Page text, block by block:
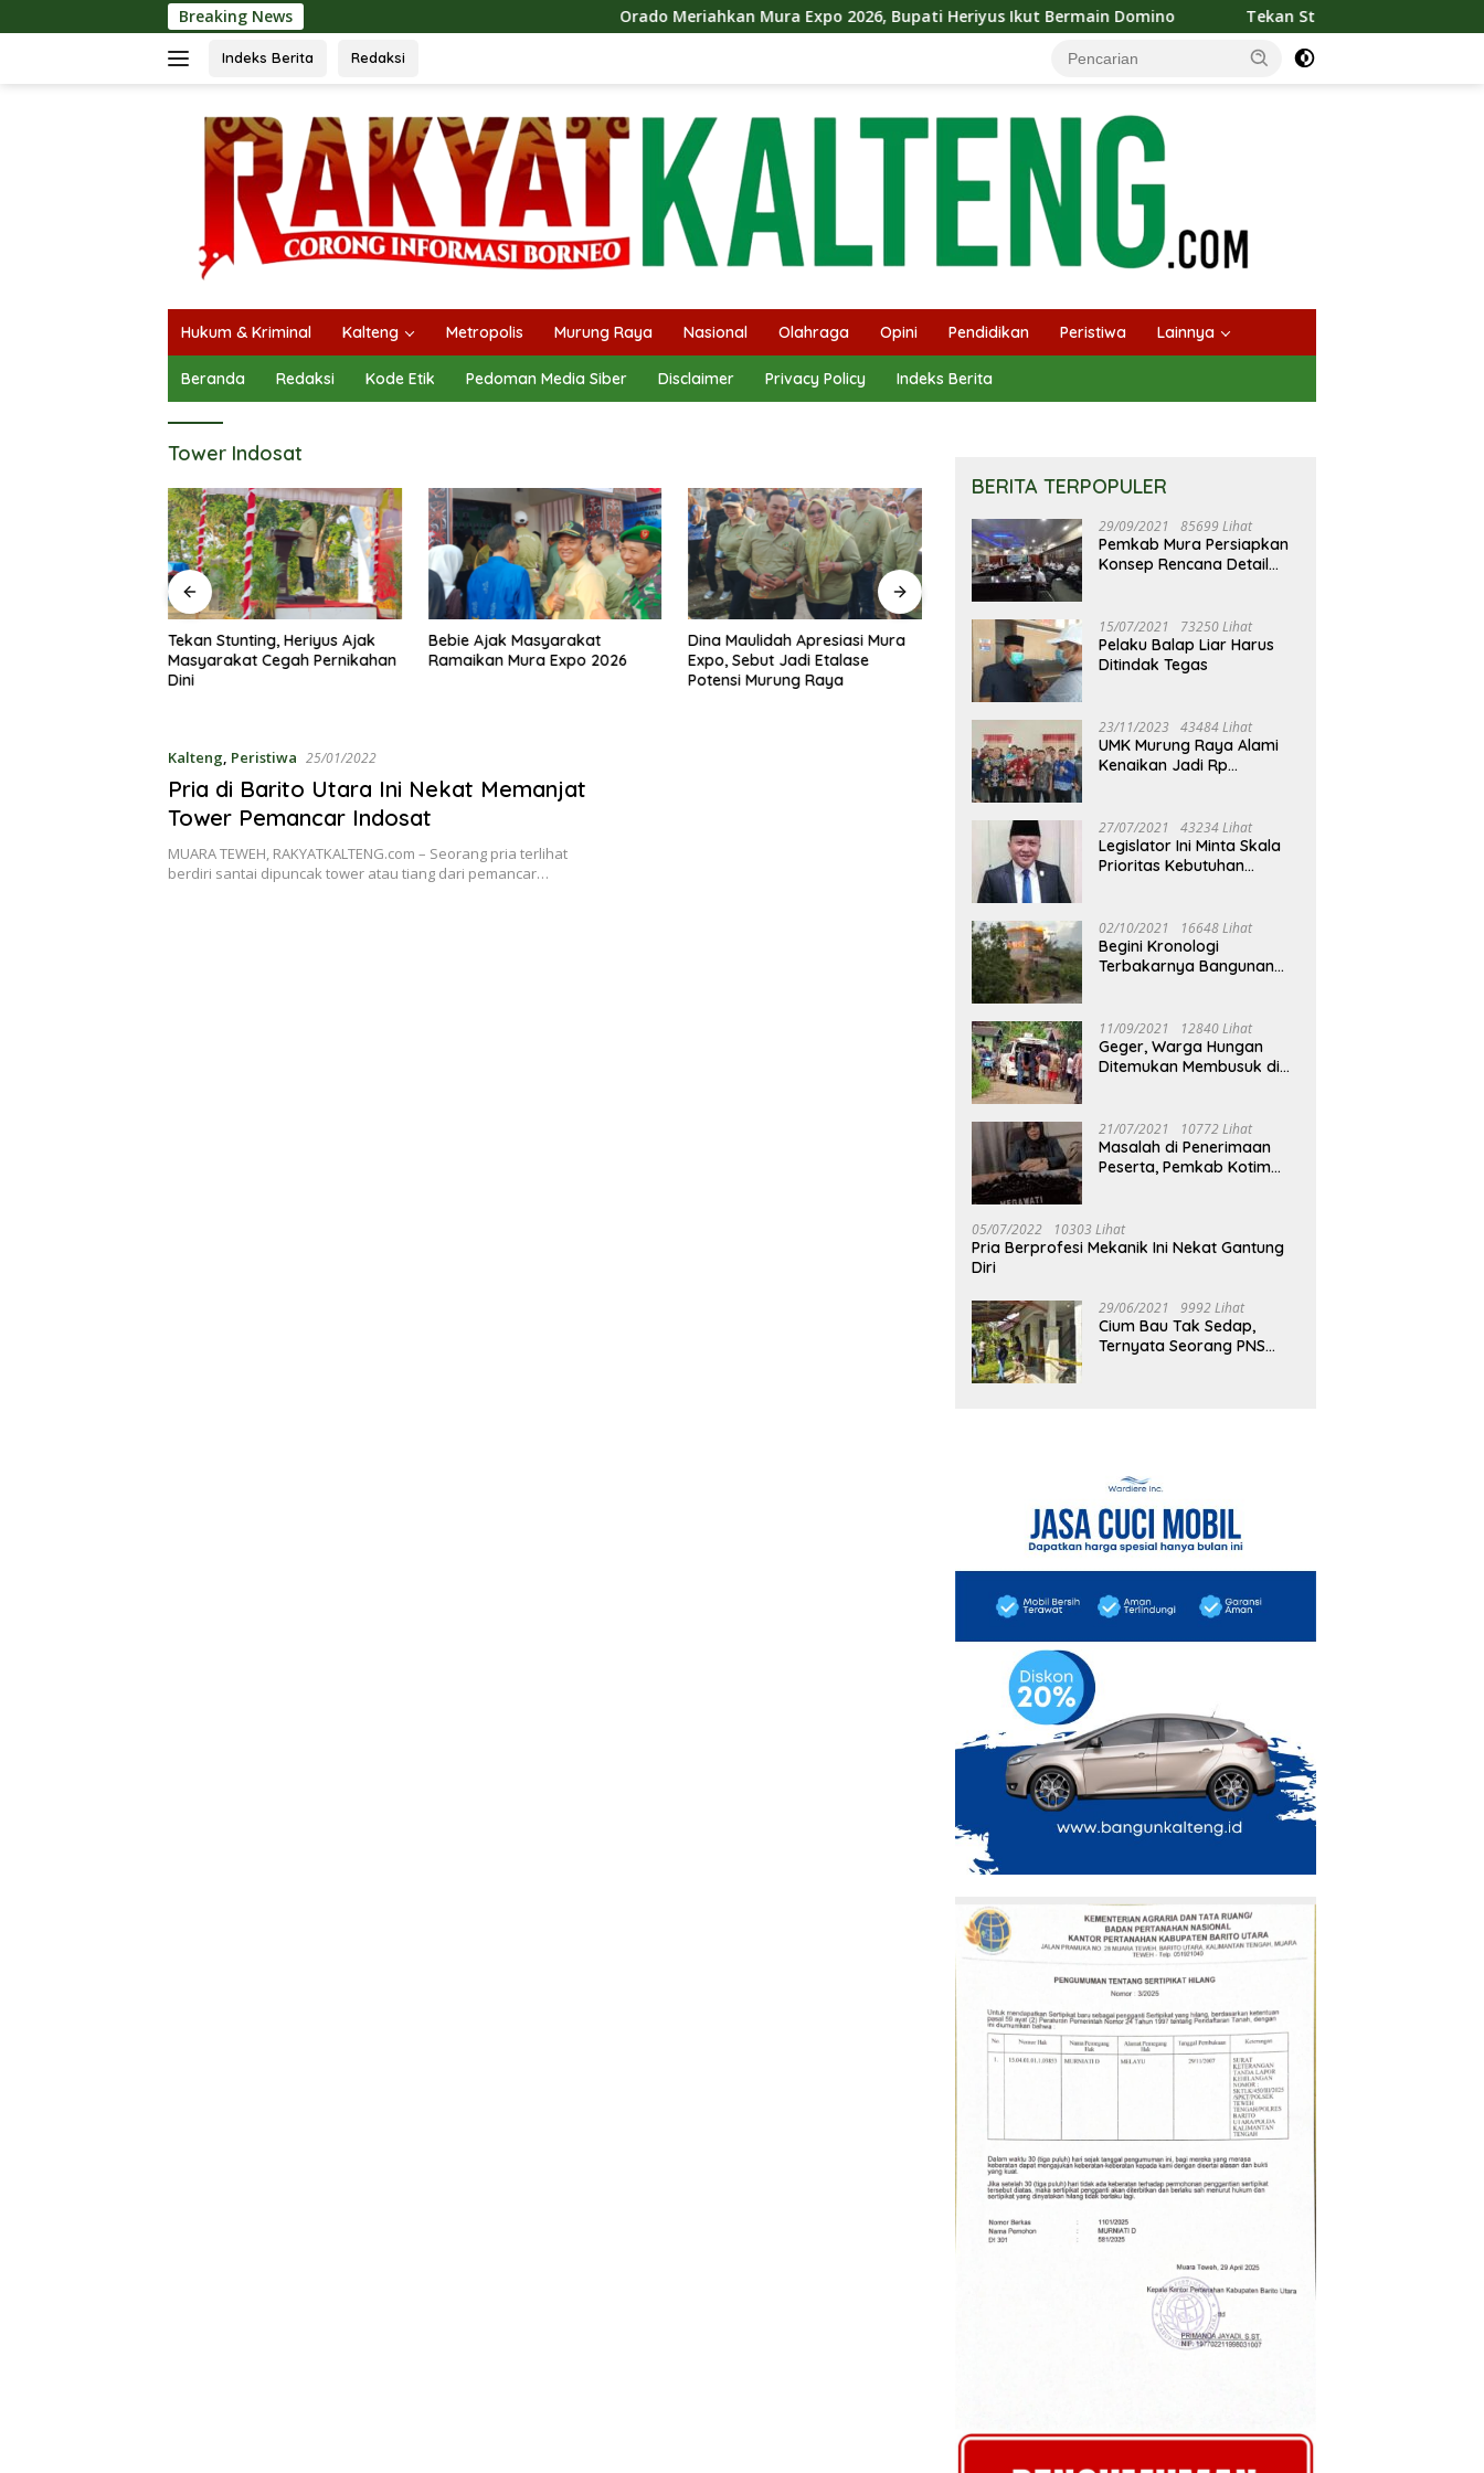
ke
Breaking News Orado Meriahkan Mura Expo 2026, Bupati Heriyus Ikut Bermain Domino Tekan Stunting, Heriyus Ajak Masyarakat
Indeks Berita Redaksi
Hukum & Kriminal Kalteng Metropolis Murung Raya Nasional Olahraga Opini Pendidikan Peristiwa Lainnya
Beranda Redaksi Kode Etik Pedoman Media Siber Disclaimer Privacy Policy Indeks Berita
Tower Indosat
Tekan Stunting, Heriyus Ajak
Masyarakat Cegah Pernikahan
Dini
Bebie Ajak Masyarakat
Ramaikan Mura Expo 2026
Dina Maulidah Apresiasi Mura
Expo, Sebut Jadi Etalase
Potensi Murung Raya
Rumiadi Dukung Mura Expo
2026 Jadi Penggerak UMKM
Murung Raya
Buka Mura Expo 2026, Heriyus:
Kalteng Peristiwa 25/01/2022
Pria di Barito Utara Ini Nekat Memanjat
Tower Pemancar Indosat
MUARA TEWEH, RAKYATKALTENG.com – Seorang pria terlihat
berdiri santai dipuncak tower atau tiang dari pemancar…
BERITA TERPOPULER
29/09/2021 85699 Lihat
Pemkab Mura Persiapkan
Konsep Rencana Detail
15/07/2021 73250 Lihat
Pelaku Balap Liar Harus
Ditindak Tegas
23/11/2023 43484 Lihat
UMK Murung Raya Alami
Kenaikan Jadi Rp
27/07/2021 43234 Lihat
Legislator Ini Minta Skala
Prioritas Kebutuhan
02/10/2021 16648 Lihat
Begini Kronologi
Terbakarnya Bangunan
11/09/2021 12840 Lihat
Geger, Warga Hungan
Ditemukan Membusuk di
21/07/2021 10772 Lihat
Masalah di Penerimaan
Peserta, Pemkab Kotim
05/07/2022 10303 Lihat
Pria Berprofesi Mekanik Ini Nekat Gantung
Diri
29/06/2021 9992 Lihat
Cium Bau Tak Sedap,
Ternyata Seorang PNS